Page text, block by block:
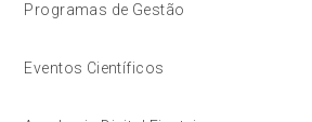
Programas de Gestão
Eventos Científicos